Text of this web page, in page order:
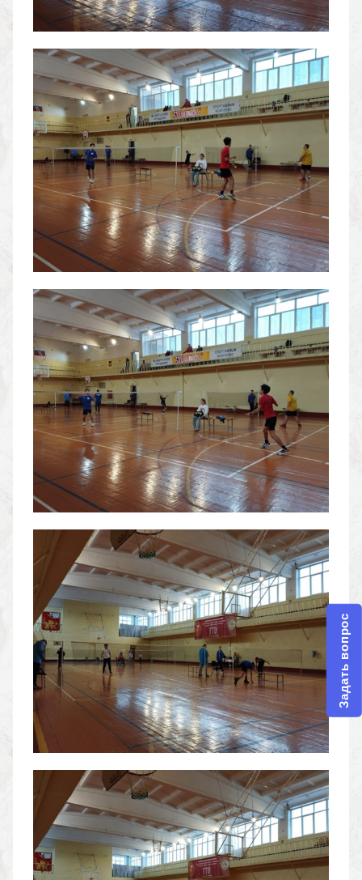
Задать вопрос